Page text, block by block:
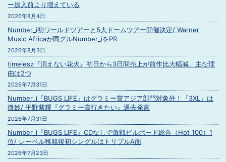
ー加入前より増えている
2026年8月4日
Number_i初ワールドツアーと5大ドームツアー開催決定/ Warner
Music Africaが同グルNumber_iをPR
2026年8月3日
timelesz『消えない花火』初日から3日間売上が前作比大幅減、主な理
由は2つ
2026年7月31日
Number_i『BUGS LIFE』はグラミー賞アジア部門対象外！『3XL』は
微妙/ 平野紫耀『グラミー賞行きたい』過去発言
2026年7月31日
Number_i『BUGS LIFE』CDなしで激戦ビルボード総合（Hot 100）1
位/ レーベル移籍後初シングルはトリプルA面
2026年7月23日